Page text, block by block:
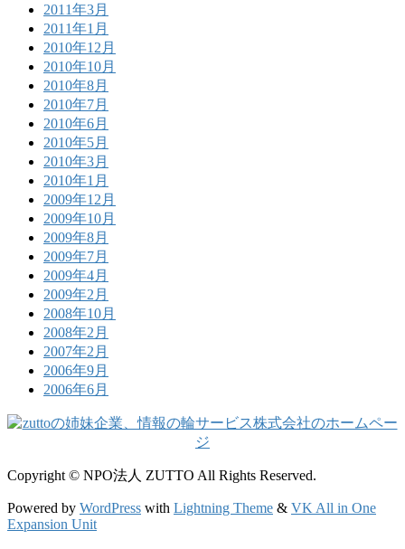
2011年3月
2011年1月
2010年12月
2010年10月
2010年8月
2010年7月
2010年6月
2010年5月
2010年3月
2010年1月
2009年12月
2009年10月
2009年8月
2009年7月
2009年4月
2009年2月
2008年10月
2008年2月
2007年2月
2006年9月
2006年6月
Copyright © NPO法人 ZUTTO All Rights Reserved.
Powered by WordPress with Lightning Theme & VK All in One
Expansion Unit